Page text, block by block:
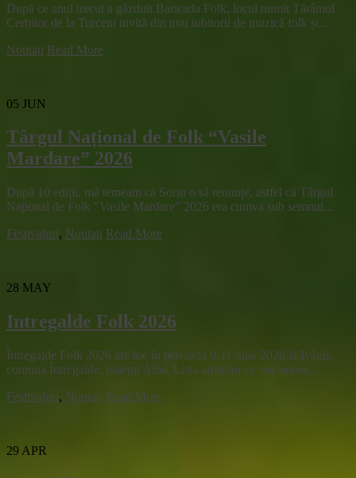
După ce anul trecut a găzduit Baricada Folk, locul numit Tărâmul
Cerbilor de la Turceni invită din nou iubitorii de muzică folk și...
Noutati Read More
05 JUN
Târgul Național de Folk “Vasile
Mardare” 2026
După 10 ediții, mă temeam că Sorin o să renunțe, astfel că Târgul
Național de Folk "Vasile Mardare" 2026 era cumva sub semnul...
Festivaluri, Noutati Read More
28 MAY
Intregalde Folk 2026
Întregalde Folk 2026 are loc în perioada 9-11 iulie 2026 la Ivănis,
comuna Întregalde, județul Alba. Lista artiștilor ce vor onora...
Festivaluri, Noutati Read More
29 APR